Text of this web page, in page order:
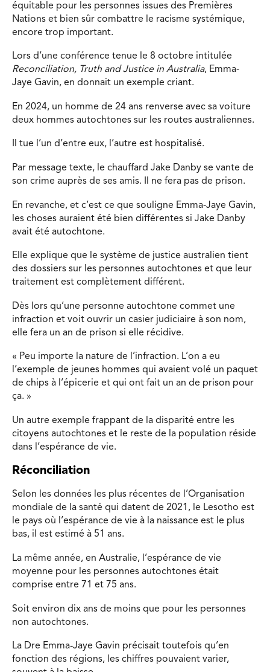
équitable pour les personnes issues des Premières
Nations et bien sûr combattre le racisme systémique,
encore trop important.
Lors d’une conférence tenue le 8 octobre intitulée
Reconciliation, Truth and Justice in Australia, Emma-
Jaye Gavin, en donnait un exemple criant.
En 2024, un homme de 24 ans renverse avec sa voiture
deux hommes autochtones sur les routes australiennes.
Il tue l’un d’entre eux, l’autre est hospitalisé.
Par message texte, le chauffard Jake Danby se vante de
son crime auprès de ses amis. Il ne fera pas de prison.
En revanche, et c’est ce que souligne Emma-Jaye Gavin,
les choses auraient été bien différentes si Jake Danby
avait été autochtone.
Elle explique que le système de justice australien tient
des dossiers sur les personnes autochtones et que leur
traitement est complètement différent.
Dès lors qu’une personne autochtone commet une
infraction et voit ouvrir un casier judiciaire à son nom,
elle fera un an de prison si elle récidive.
« Peu importe la nature de l’infraction. L’on a eu
l’exemple de jeunes hommes qui avaient volé un paquet
de chips à l’épicerie et qui ont fait un an de prison pour
ça. »
Un autre exemple frappant de la disparité entre les
citoyens autochtones et le reste de la population réside
dans l’espérance de vie.
Réconciliation
Selon les données les plus récentes de l’Organisation
mondiale de la santé qui datent de 2021, le Lesotho est
le pays où l’espérance de vie à la naissance est le plus
bas, il est estimé à 51 ans.
La même année, en Australie, l’espérance de vie
moyenne pour les personnes autochtones était
comprise entre 71 et 75 ans.
Soit environ dix ans de moins que pour les personnes
non autochtones.
La Dre Emma-Jaye Gavin précisait toutefois qu’en
fonction des régions, les chiffres pouvaient varier,